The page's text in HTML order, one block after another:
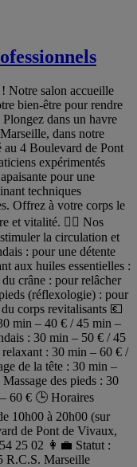
Notre salon accueille
bien-être pour rendre
dans un havre
dans notre
au 4 Boulevard de Pont
expérimentés
pour une
techniques
Offrez à votre corps le
et vitalité. 💆‍♀️ Nos
la circulation et
: pour une détente
aux huiles essentielles :
crâne : pour relâcher
(réflexologie) : pour
corps revitalisants 💶
min – 40 € / 45 min –
: 30 min – 50 € / 45
: 30 min – 60 € /
de la tête : 30 min –
des pieds : 30
60 € 🕒 Horaires
10h00 à 20h00 (sur
de Pont de Vivaux,
25 02 👩‍💼 Statut :
R.C.S. Marseille